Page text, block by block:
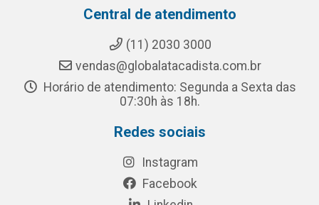
Central de atendimento
(11) 2030 3000
vendas@globalatacadista.com.br
Horário de atendimento: Segunda a Sexta das
07:30h às 18h.
Redes sociais
Instagram
Facebook